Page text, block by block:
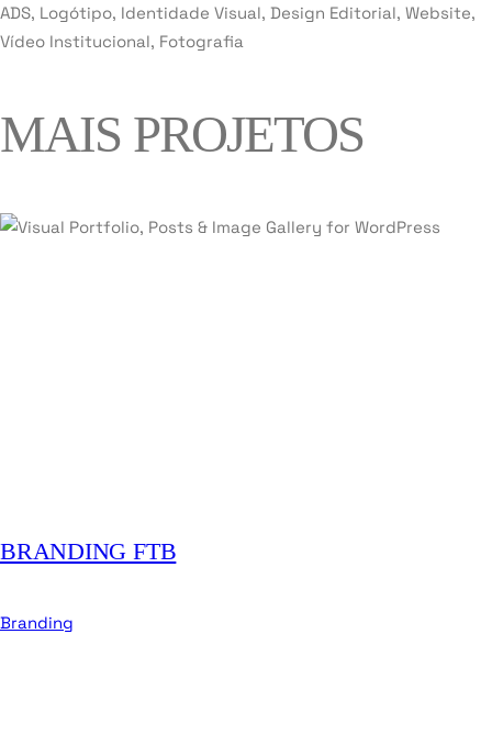
ADS, Logótipo, Identidade Visual, Design Editorial, Website,
Vídeo Institucional, Fotografia
MAIS PROJETOS
BRANDING FTB
Branding